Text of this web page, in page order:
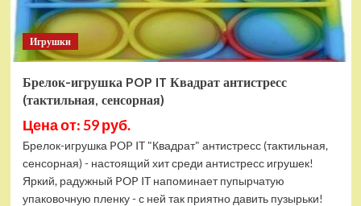
Игрушки
Брелок-игрушка POP IT Квадрат антистресс
(тактильная, сенсорная)
Цена от: 59 руб.
Брелок-игрушка POP IT "Квадрат" антистресс (тактильная,
сенсорная) - настоящий хит среди антистресс игрушек!
Яркий, радужный POP IT напоминает пупырчатую
упаковочную пленку - с ней так приятно давить пузырьки!